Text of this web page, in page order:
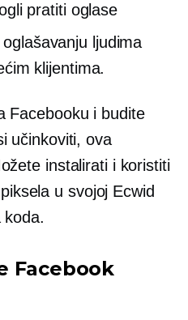
pratiti oglase
ljudima
klijentima.
Facebooku i budite
učinkoviti, ova
instalirati i koristiti
u svojoj Ecwid
koda.
Facebook